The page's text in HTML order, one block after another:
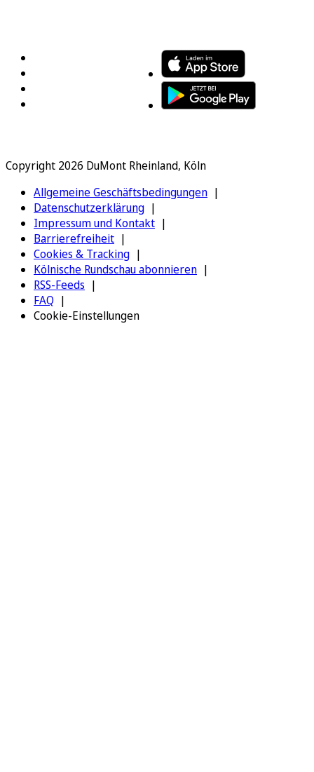
Copyright 2026 DuMont Rheinland, Köln
Allgemeine Geschäftsbedingungen
Datenschutzerklärung
Impressum und Kontakt
Barrierefreiheit
Cookies & Tracking
Kölnische Rundschau abonnieren
RSS-Feeds
FAQ
Cookie-Einstellungen